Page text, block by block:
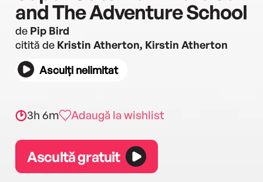
and The Adventure School
de Pip Bird
citită de Kristin Atherton, Kirstin Atherton
Asculți nelimitat
3h 6m Adaugă la wishlist
Ascultă gratuit